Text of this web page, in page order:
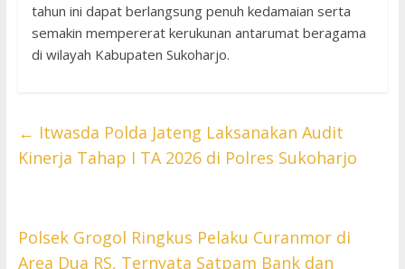
tahun ini dapat berlangsung penuh kedamaian serta
semakin mempererat kerukunan antarumat beragama
di wilayah Kabupaten Sukoharjo.
← Itwasda Polda Jateng Laksanakan Audit
Kinerja Tahap I TA 2026 di Polres Sukoharjo
Polsek Grogol Ringkus Pelaku Curanmor di
Area Dua RS, Ternyata Satpam Bank dan